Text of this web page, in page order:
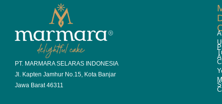
PT. MARMARA SELARAS INDONESIA
Jl. Kapten Jamhur No.15, Kota Banjar
Jawa Barat 46311